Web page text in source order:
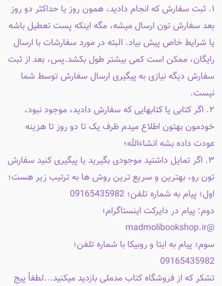
۱. ثبت سفارش که انجام دادید، همون روز یا حداکثر دو روز
بعد سفارش تون ارسال میشه، مگه اینکه پست تعطیل باشه
یا شرایط خاص پیش بیاد. البته در مورد سفارشات با ارسال
رایگان، ممکن است کمی بیشتر طول بکشد.پس، بعد از ثبت
سفارش دیگه نیازی به پیگیری ارسال سفارش توسط شما
نیست.
۲. اگر کتابی یا کتابهایی که سفارش دادید، موجود نبود،
خودمون بهتون اطلاع میدم ظرف یک تا دو روز تا هزینه
عودت داده بشه انشاءالله؛
۳. اگر تمایل داشتید موجودی بگیرید یا پیگیری کنید سفارش
تون رو، بهترین و سریع ترین روش ها به ترتیب زیر هست؛
اول؛ پیام به شماره تلفن؛ 09165435982
دوم: پیام در دایرکت اینستاگرام؛
@madmolibookshop.ir
سوم؛ پیام به ایتا و روبیکا با شماره تلفن؛
09165435982
تشکر که از فروشگاه کتاب مدملی بازدید میکنید...لطفاً پیج